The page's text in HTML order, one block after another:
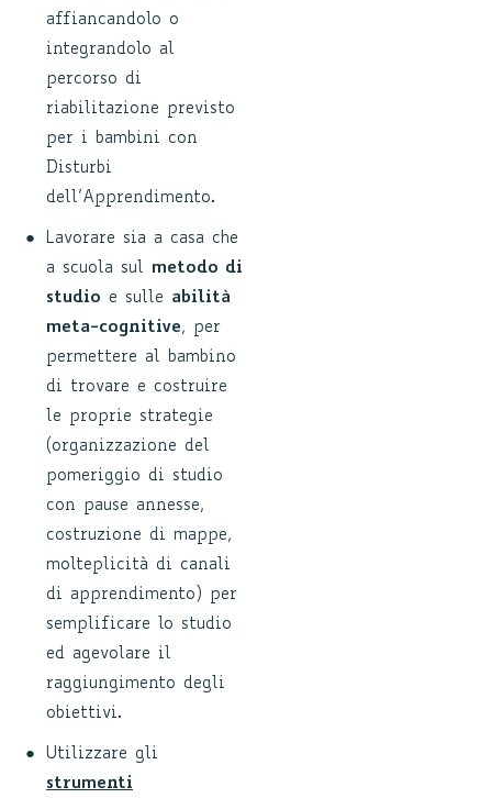
affiancandolo o
integrandolo al
percorso di
riabilitazione previsto
per i bambini con
Disturbi
dell’Apprendimento.
Lavorare sia a casa che
a scuola sul metodo di
studio e sulle abilità
meta-cognitive, per
permettere al bambino
di trovare e costruire
le proprie strategie
(organizzazione del
pomeriggio di studio
con pause annesse,
costruzione di mappe,
molteplicità di canali
di apprendimento) per
semplificare lo studio
ed agevolare il
raggiungimento degli
obiettivi.
Utilizzare gli
strumenti